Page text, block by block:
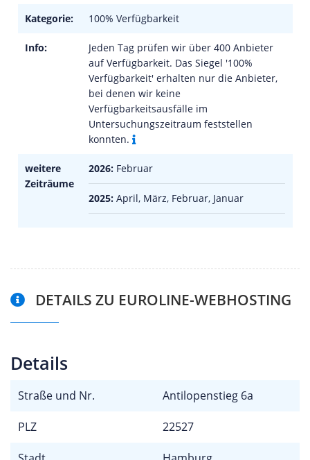
Kategorie: 100% Verfügbarkeit
Info:
Jeden Tag prüfen wir über 400 Anbieter
auf Verfügbarkeit. Das Siegel '100%
Verfügbarkeit' erhalten nur die Anbieter,
bei denen wir keine
Verfügbarkeitsausfälle im
Untersuchungszeitraum feststellen
konnten.
weitere
Zeiträume
2026: Februar
2025: April, März, Februar, Januar
DETAILS ZU EUROLINE-WEBHOSTING
Details
Straße und Nr. Antilopenstieg 6a
PLZ 22527